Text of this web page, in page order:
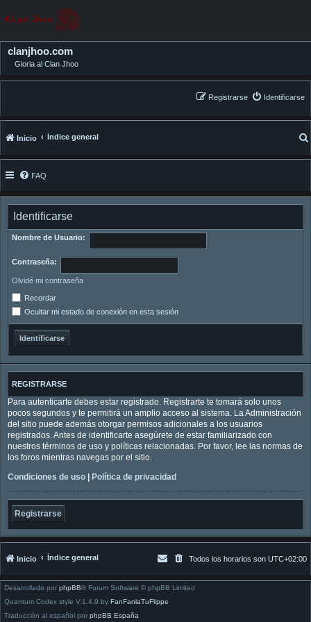
clanjhoo.com
Gloria al Clan Jhoo
Identificarse
Registrarse
Inicio Índice general
FAQ
Identificarse
Nombre de Usuario:
Contraseña:
Olvidé mi contraseña
Recordar
Ocultar mi estado de conexión en esta sesión
REGISTRARSE
Para autenticarte debes estar registrado. Registrarte te tomará solo unos
pocos segundos y te permitirá un amplio acceso al sistema. La Administración
del sitio puede además otorgar permisos adicionales a los usuarios
registrados. Antes de identificarte asegúrete de estar familiarizado con
nuestros términos de uso y políticas relacionadas. Por favor, lee las normas de
los foros mientras navegas por el sitio.
Condiciones de uso
Política de privacidad
Registrarse
Inicio Índice general Todos los horarios son UTC+02:00
Desarrollado por phpBB® Forum Software © phpBB Limited
Quantum Codex style V.1.4.9 by FanFanlaTuFlippe
Traducción al español por phpBB España